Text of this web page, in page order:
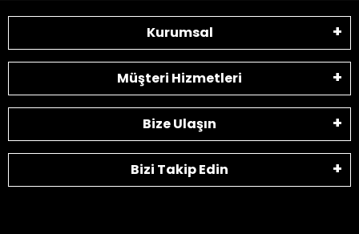
Kurumsal
Müşteri Hizmetleri
Bize Ulaşın
Bizi Takip Edin